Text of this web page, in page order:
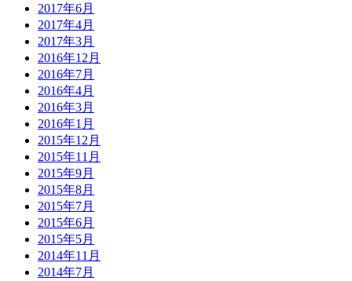
2017年6月
2017年4月
2017年3月
2016年12月
2016年7月
2016年4月
2016年3月
2016年1月
2015年12月
2015年11月
2015年9月
2015年8月
2015年7月
2015年6月
2015年5月
2014年11月
2014年7月